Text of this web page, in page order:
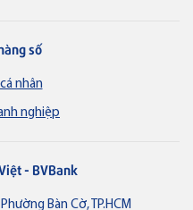
số
nhân
nghiệp
- BVBank
Bàn Cờ, TP.HCM